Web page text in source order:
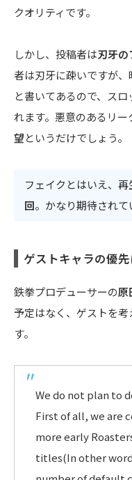
クオリティです。
しかし、投稿者は刃牙の
者は刃牙に疎いですが
と書いてあるので、ス
れます。悪意のあるリー
望というだけでしょう。
フェイクとはいえ、
回。かなり期待されて
ゲストキャラの優先
鉄拳プロデューサーの原
予定はなく、ゲストを
す。
We do not plan to
First of all, we are
more early
titles(In other